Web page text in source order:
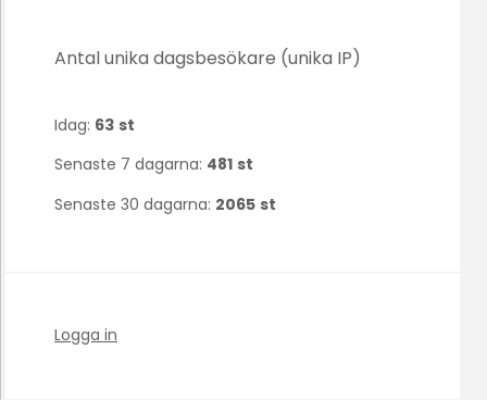
Antal unika dagsbesökare (unika IP)
Idag: 63 st
Senaste 7 dagarna: 481 st
Senaste 30 dagarna: 2065 st
Logga in